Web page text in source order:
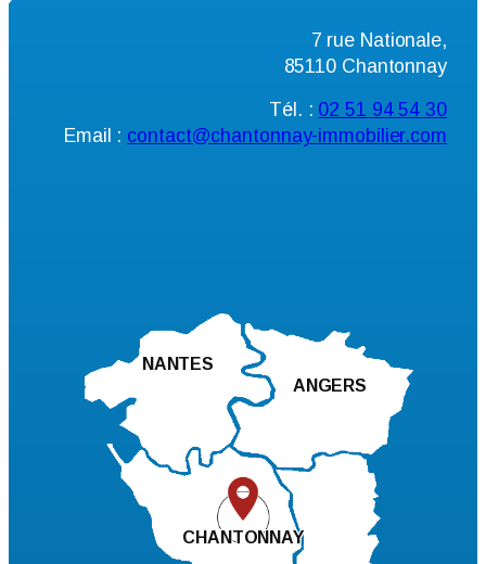
7 rue Nationale,
85110 Chantonnay
Tél. : 02 51 94 54 30
Email : contact@chantonnay-immobilier.com
NANTES
ANGERS
CHANTONNAY